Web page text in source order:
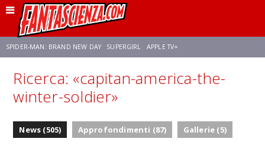
SPIDER-MAN: BRAND NEW DAY SUPERGIRL APPLE TV+
FRANCO RICCIARDIELLO ZENDAYA AVENGERS: DOOMSDAY STAR TREK
NETFLIX SADIE SINK STAR TREK: STRANGE NEW WORLDS
Ricerca: «capitan-america-the-
winter-soldier»
News (505) Approfondimenti (87) Gallerie (5)